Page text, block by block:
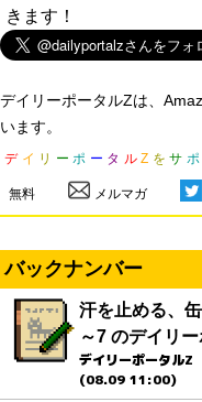
きます！
デイリーポータルZは、
います。
デ イ リ ー ポ ー タ ル Z を サ ポ
無料 メルマガ
バックナンバー
汗を止める、
～7 のデイリ
デイリーポータルZ
(08.09 11:00)